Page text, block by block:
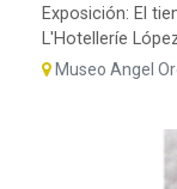
Exposición: El
L'Hotelleríe
Museo Angel